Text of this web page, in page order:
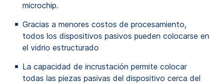
microchip.
Gracias a menores costos de procesamiento,
todos los dispositivos pasivos pueden colocarse en
el vidrio estructurado
La capacidad de incrustación permite colocar
todas las piezas pasivas del dispositivo cerca del